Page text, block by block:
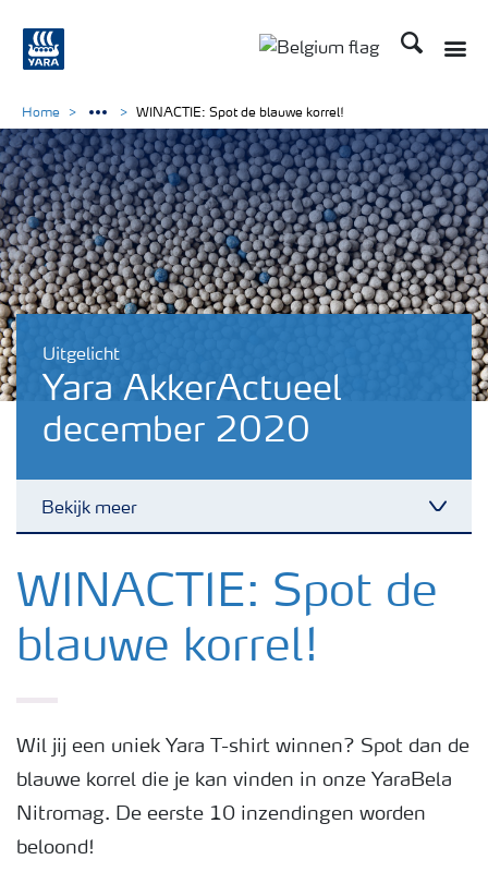
Zoek op
Uitgelicht
Yara AkkerActueel
december 2020
Bekijk meer
Nieuwsbrieven
Gewassen
Toolbox
Grow the future
Home WINACTIE: Spot de blauwe korrel!
WINACTIE: Spot de
blauwe korrel!
Wil jij een uniek Yara T-shirt winnen? Spot dan de
blauwe korrel die je kan vinden in onze YaraBela
Nitromag. De eerste 10 inzendingen worden
beloond!